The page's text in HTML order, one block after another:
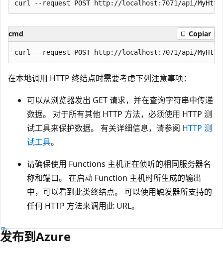
cmd Copiar
在本地调用 HTTP 终结点时需要考虑下列注意事项：
可以从浏览器发出 GET 请求，并在查询字符串中传递
数据。 对于所有其他 HTTP 方法，必须使用 HTTP 测
试工具来保护数据。 有关详细信息，请参阅 HTTP 测
试工具。
请确保使用 Functions 主机正在侦听的相同服务器名
称和端口。 在启动 Function 主机时所生成的输出
中，可以看到此类终结点。 可以使用触发器所支持的
任何 HTTP 方法来调用此 URL。
发布到Azure